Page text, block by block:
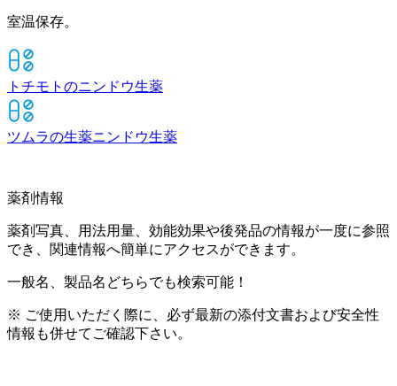
室温保存。
トチモトのニンドウ生薬
ツムラの生薬ニンドウ生薬
薬剤情報
薬剤写真、用法用量、効能効果や後発品の情報が一度に参照
でき、関連情報へ簡単にアクセスができます。
一般名、製品名どちらでも検索可能！
※ ご使用いただく際に、必ず最新の添付文書および安全性
情報も併せてご確認下さい。